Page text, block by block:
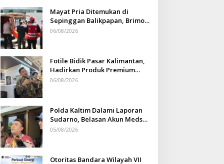
Mayat Pria Ditemukan di
Sepinggan Balikpapan, Brimob
Lakukan Pengamanan TKP
06/08/2026
Fotile Bidik Pasar Kalimantan,
Hadirkan Produk Premium
Yang Makin Terjangkau
06/08/2026
Polda Kaltim Dalami Laporan
Sudarno, Belasan Akun Medsos
Masih Tahap Penyelidikan
05/08/2026
Otoritas Bandara Wilayah VII